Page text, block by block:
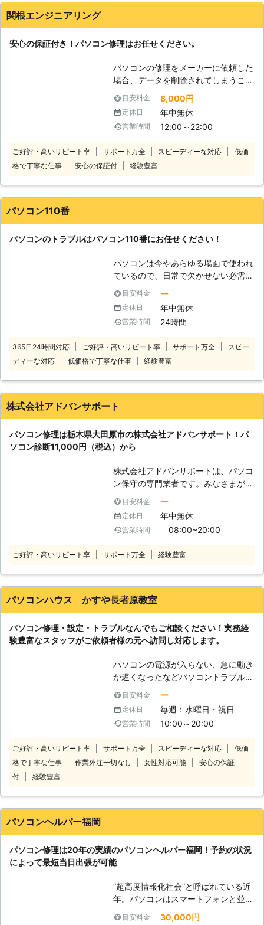
やすい料金設定になっております。必
要な費用は「パソコンの発送料」＋
理完了後の「パソコン返却送料」は当
社が負担いたします！基本料金や診断
料金などは一切かかりません！低価格
で修理しますのでご安心ください。
変なサイトを誤ってクリックしてウイ
ルスに感染してしまったほか、液晶画
ているといったパソコントラブルはな
かなか自分で解決することが難しいで
関根エンジニアリング
安心の保証付き！パソコン修理はお任せください。
パソコンの修理をメーカーに依頼した
場合、データを削除されてしまうこと
がほとんどです。 また、保証期間が
過ぎているPCに至っては、部品がな
いこともあります。 しかし、ちょっ
とした故障程度ならまだまだ使い続け
パソコンの修理やデータ復旧を3,000
件近くこなしている実績豊富な修理業
ひお気軽にご連絡ください。
目安料金 8,000円
定休日 年中無休
営業時間 12;00～22:00
ご好評・高いリピート率 サポート万全 スピーディーな対応
低価
格で丁寧な仕事
安心の保証付 経験豊富
パソコン110番
パソコンのトラブルはパソコン110番にお任せください！
パソコンは今やあらゆる場面で使われ
ているので、日常で欠かせない必需品
です。しかし、パソコンの寿命は無限
ではありません。 パソコンには様々
なトラブルが発生する可能性がありま
す。 そんなパソコントラブルの一例
起動しなくなった ・ブルースクリー
ンで動かない ・ハードディスクのデ
気軽にご相談下さい。 弊社運営サイ
実績があります！その中でも多くのお
客様から高い評価をいただきました。
さまのトラブルを解決いたします。受
付は24時間365日、日本全国で対応
しておりますので、お気軽にお問い合
わせください。
目安料金 ー
定休日 年中無休
営業時間 24時間
365日24時間対応 ご好評・高いリピート率 サポート万全
スピー
ディーな対応
低価格で丁寧な仕事 経験豊富
株式会社アドバンサポート
パソコン修理は栃木県大田原市の株式会社アドバンサポート！パ
ソコン診断11,000円（税込）から
株式会社アドバンサポートは、パソコ
ン保守の専門業者です。みなさまがパ
点検・カスタマイズなどによってサポ
ートしています。 パソコンをこれか
ら使いたい方から、現在使っているけ
パソコン修理業者をお探しならお気軽
染・ハードウェアのトラブル、部品取
付・ソフトウェアのトラブル、更新・
パソコン診断11,000円（税込）！ま
ずはご連絡ください 「最近パソコン
きがある」 「パソコンを落として破
損した」 こんなときは、まずはパソ
コン診断をご利用ください！当店は栃
木県大田原市でパソコン修理を承って
います。「どこが悪いのかわらない」
コン診断11,000円（税込）で承って
います。パソコンの故障箇所は自分で
判断することは難しいです。まずはプ
と……」「簡単な操作方法を教えて欲
しいだけなんだけど」というときに
す。パソコンのことで分からないこと
があれば、まずは当店まで。ご連絡お
待ちしています。 ●パソコンが重
目安料金 ー
定休日 年中無休
営業時間 08:00~20:00
ご好評・高いリピート率 サポート万全 経験豊富
パソコンハウス かすや長者原教室
パソコン修理・設定・トラブルなんでもご相談ください！実務経
験豊富なスタッフがご依頼者様の元へ訪問し対応します。
パソコンの電源が入らない、急に動き
が遅くなったなどパソコントラブルで
い。当社は直接お客様の元へお伺いし
パソコントラブルを解決するサービス
を提供しております。パソコンに関す
のでぜひお気軽にご連絡ください。
パソコンの動きが遅いとストレスを感
勝手に電源が落ちたりするなどトラブ
めします。 ご自身で解決できそうに
ないトラブルであれば当社にお任せく
ださい。当社にご連絡頂ければお客様
せていただきます。どんなパソコンメ
ーカーでも対応可能なのでお悩み事が
あればなんでもご相談お待ちしており
目安料金 ー
定休日 毎週：水曜日・祝日
営業時間 10:00～20:00
ご好評・高いリピート率 サポート万全 スピーディーな対応
低価
格で丁寧な仕事
作業外注一切なし 女性対応可能
安心の保証
付
経験豊富
パソコンヘルパー福岡
パソコン修理は20年の実績のパソコンヘルパー福岡！予約の状況
によって最短当日出張が可能
“超高度情報化社会”と呼ばれている近
年。パソコンはスマートフォンと並
び、生活で欠かせない相棒のような存
目安料金 30,000円